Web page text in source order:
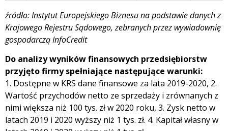
źródło: Instytut Europejskiego Biznesu na podstawie danych z
Krajowego Rejestru Sądowego, zebranych przez wywiadownię
gospodarczą InfoCredit
Do analizy wyników finansowych przedsiębiorstw
przyjęto firmy spełniające następujące warunki:
1. Dostępne w KRS dane finansowe za lata 2019-2020, 2.
Wartość przychodów netto ze sprzedaży i zrównanych z
nimi większa niż 100 tys. zł w 2020 roku, 3. Zysk netto w
latach 2019 i 2020 wyższy niż 1 tys. zł. 4. Kapitał własny w